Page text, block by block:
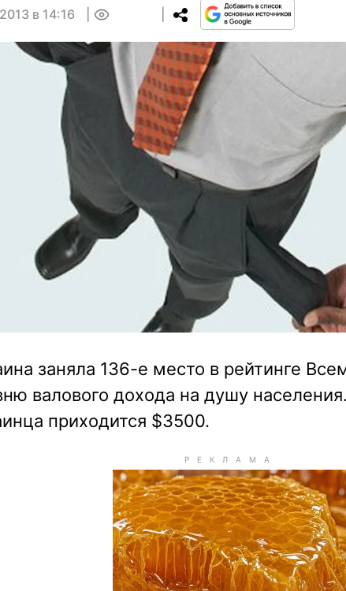
в 14:16
заняла 136-е место в рейтинге
валового дохода на душу
приходится $3500.